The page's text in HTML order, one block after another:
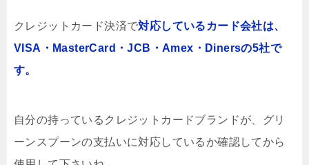
クレジットカード決済で対応しているカード会社は、
VISA・MasterCard・JCB・Amex・Dinersの5社で
す。
自分の持っているクレジットカードブランドが、グリ
ーンスプーンの支払いに対応しているか確認してから